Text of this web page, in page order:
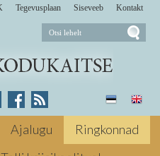
Tegevusplaan Siseveeb Kontakt
,, Kevadtormist'
ning neid
Ajalugu
Ringkonnad